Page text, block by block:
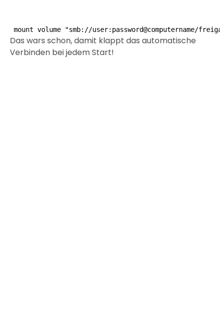
mount volume "smb://user:password@computername/
Das wars schon, damit klappt das automatische
Verbinden bei jedem Start!